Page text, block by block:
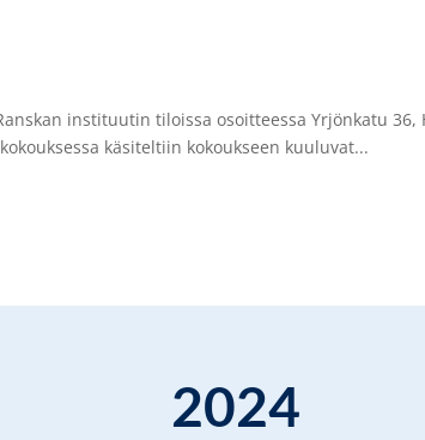
instituutin tiloissa osoitteessa Yrjönkatu
käsiteltiin kokoukseen kuuluvat...
2024